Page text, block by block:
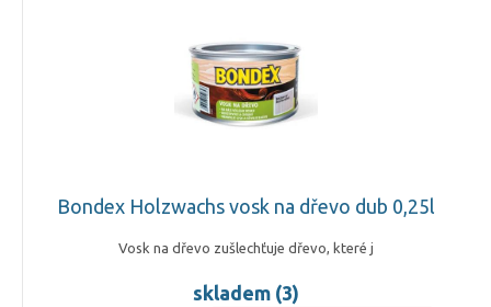
Bondex Holzwachs vosk na dřevo dub 0,25l
Vosk na dřevo zušlechťuje dřevo, které j
skladem (3)